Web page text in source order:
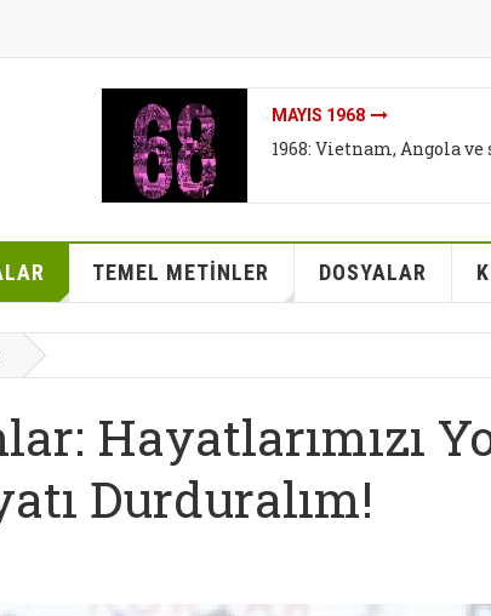
İKLIMI DEĞIL SISTEMI
İklim mitleri I -
TEMEL METİNLER DOSYALAR
Hayatlarımızı
Durduralım!